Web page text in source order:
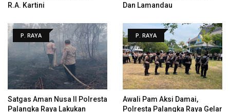
R.A. Kartini
Dan Lamandau
P. RAYA
Satgas Aman Nusa II Polresta
Palangka Raya Lakukan
P. RAYA
Awali Pam Aksi Damai,
Polresta Palangka Raya Gelar